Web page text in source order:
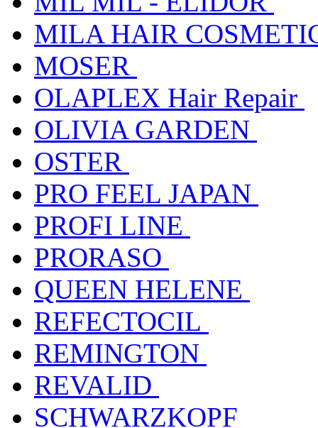
MILA HAIR
MOSER
OLAPLEX Hair Repair
OLIVIA GARDEN
OSTER
PRO FEEL JAPAN
PROFI LINE
PRORASO
QUEEN HELENE
REFECTOCIL
REMINGTON
REVALID
SCHWARZKOPF